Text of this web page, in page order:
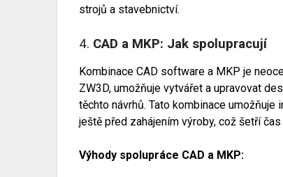
strojů a stavebnictví.
4. CAD a MKP: Jak spolupracují
Kombinace CAD software a MKP je
ZW3D, umožňuje vytvářet a upravovat
těchto návrhů. Tato kombinace
ještě před zahájením výroby, což šetří čas
Výhody spolupráce CAD a MKP: